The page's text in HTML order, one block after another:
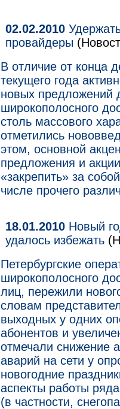
02.02.2010
провайдеры
В отличие от конца
текущего года
новых предложений
широкополосного
столь массового
отметились
этом, основной
предложения и
«закрепить» за
числе прочего
18.01.2010 Новый
удалось избежать
Петербургские
широкополосного
лиц, пережили
словам
выходных у одних
абонентов и
отмечали снижение
аварий на сети у
новогодние
аспекты работы
(в частности,